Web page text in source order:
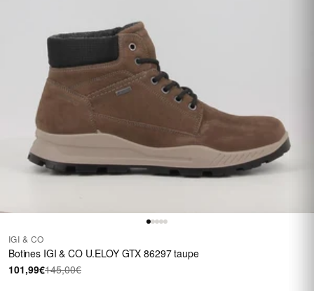
IGI & CO
Botines IGI & CO U.ELOY GTX 86297 taupe
101,99€145,00€